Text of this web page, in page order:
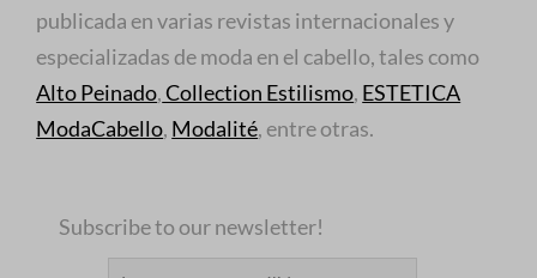
publicada en varias revistas internacionales y
especializadas de moda en el cabello, tales como
Alto Peinado,Collection Estilismo, ESTETICA
ModaCabello, Modalité, entre otras.
Subscribe to our newsletter!